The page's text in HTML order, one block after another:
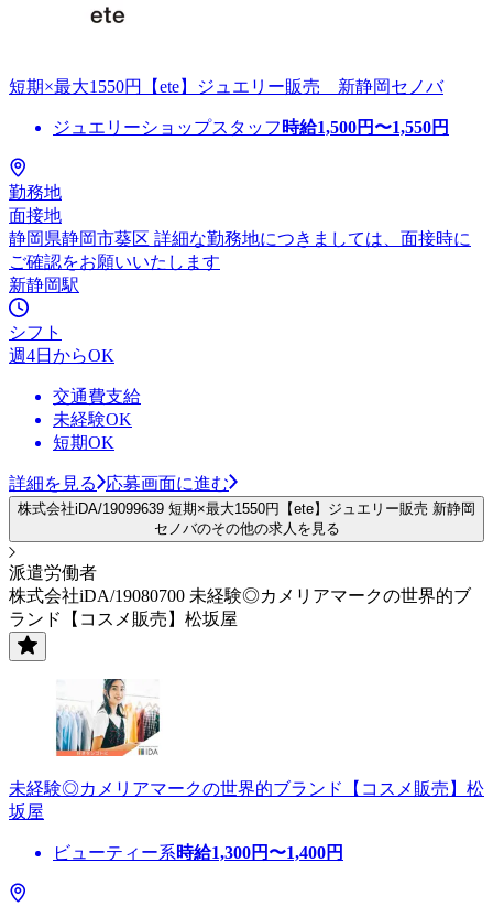
短期×最大1550円【ete】ジュエリー販売 新静岡セノバ
ジュエリーショップスタッフ 時給1,500円〜1,550円
勤務地
面接地
静岡県静岡市葵区 詳細な勤務地につきましては、面接時に
ご確認をお願いいたします
新静岡駅
シフト
週4日からOK
交通費支給
未経験OK
短期OK
詳細を見る 応募画面に進む
株式会社iDA/19099639 短期×最大1550円【ete】ジュエリー販売 新静岡
セノバのその他の求人を見る
派遣労働者
株式会社iDA/19080700 未経験◎カメリアマークの世界的ブ
ランド【コスメ販売】松坂屋
未経験◎カメリアマークの世界的ブランド【コスメ販売】松
坂屋
ビューティー系時給1,300円〜1,400円